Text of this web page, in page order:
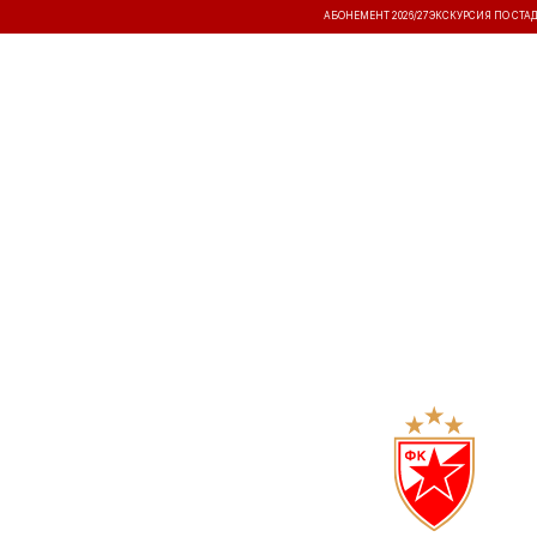
АБОНЕМЕНТ 2026/27ЭКСКУРСИЯ ПО